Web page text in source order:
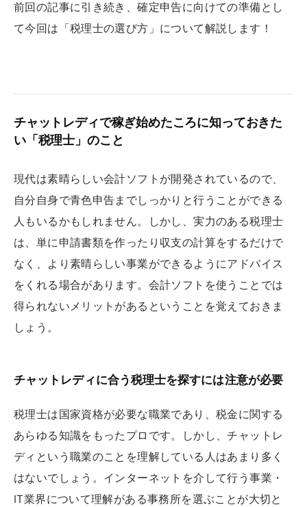
前回の記事に引き続き、確定申告に向けての準備とし
て今回は「税理士の選び方」について解説します！
チャットレディで稼ぎ始めたころに知っておきた
い「税理士」のこと
現代は素晴らしい会計ソフトが開発されているので、
自分自身で青色申告までしっかりと行うことができる
人もいるかもしれません。しかし、実力のある税理士
は、単に申請書類を作ったり収支の計算をするだけで
なく、より素晴らしい事業ができるようにアドバイス
をくれる場合があります。会計ソフトを使うことでは
得られないメリットがあるということを覚えておきま
しょう。
チャットレディに合う税理士を探すには注意が必要
税理士は国家資格が必要な職業であり、税金に関する
あらゆる知識をもったプロです。しかし、チャットレ
ディという職業のことを理解している人はあまり多く
はないでしょう。インターネットを介して行う事業・
IT業界について理解がある事務所を選ぶことが大切と